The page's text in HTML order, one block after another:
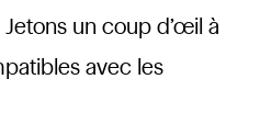
un coup d’œil à
avec les